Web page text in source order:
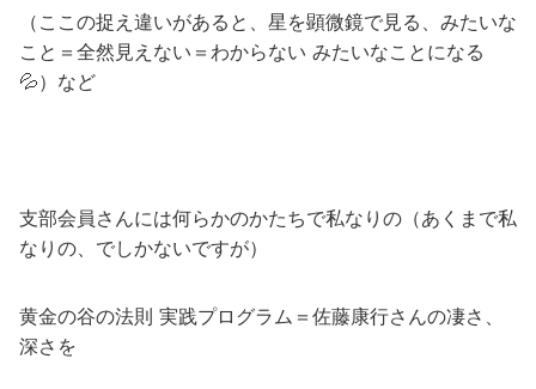
（ここの捉え違いがあると、星を顕微鏡で見る、みたいな
こと＝全然見えない＝わからない みたいなことになる
💦）など
支部会員さんには何らかのかたちで私なりの（あくまで私
なりの、でしかないですが）
黄金の谷の法則 実践プログラム＝佐藤康行さんの凄さ、
深さを